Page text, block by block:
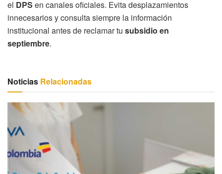
el DPS en canales oficiales. Evita desplazamientos
innecesarios y consulta siempre la información
institucional antes de reclamar tu subsidio en
septiembre.
Noticias Relacionadas